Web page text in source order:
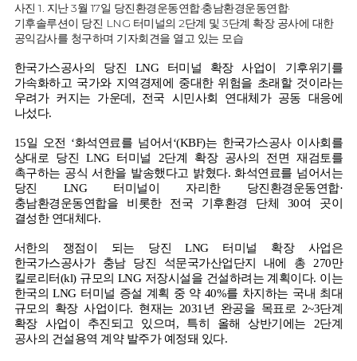
사진 1. 지난 3월 17일 당진환경운동연합·충남환경운동연합·
기후솔루션이 당진 LNG 터미널의 2단계 및 3단계 확장 공사에 대한
공익감사를 청구하며 기자회견을 열고 있는 모습
한국가스공사의 당진 LNG 터미널 확장 사업이 기후위기를
가속화하고 국가와 지역경제에 중대한 위험을 초래할 것이라는
우려가 커지는 가운데 , 전국 시민사회 연대체가 공동 대응에
나섰다.
15일 오전 ‘화석연료를 넘어서 ‘(KBF)는 한국가스공사 이사회를
상대로 당진LNG 터미널 2단계 확장 공사의 전면 재검토를
촉구하는 공식 서한을 발송했다고 밝혔다.화석연료를 넘어서는
당진
LNG 터미널이 자리한 당진환경운동연합·
충남환경운동연합을 비롯한 전국 기후환경 단체
30여 곳이
결성한 연대체다.
서한의 쟁점이 되는 당진 LNG 터미널 확장 사업은
한국가스공사가 충남 당진 석문국가산업단지 내에 총 270만
킬로리터(kl) 규모의 LNG 저장시설을 건설하려는 계획이다. 이는
한국의 LNG 터미널 증설 계획 중 약40%를 차지하는 국내 최대
규모의 확장 사업이다. 현재는 2031년 완공을 목표로 2~3단계
확장 사업이 추진되고 있으며 , 특히 올해 상반기에는 2단계
공사의 건설용역 계약 발주가 예정돼 있다.